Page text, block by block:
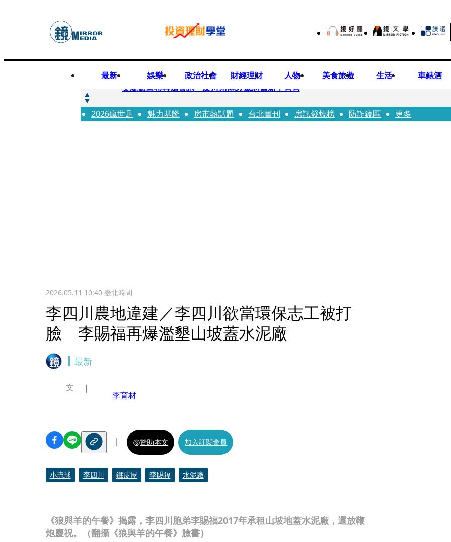
最新 娛樂 政治社會 財經理財 人物 美食旅遊 生活 車錶酒
快訊
父親節宣布再婚喜訊 及川光博57歲將當新手爸爸
快訊
改姓斷開阿湯哥！20歲舒莉首登台「1人分飾4角」 觀眾驚艷：錯怪星二代了
2026瘋世足 魅力基隆 房市熱話題 台北畫刊 房訊發燒榜 防詐鏡區 更多
2026.05.11 10:40臺北時間
李四川農地違建／李四川欲當環保志工被打
臉 李賜福再爆濫墾山坡蓋水泥廠
最新
《狼與羊的午餐》揭露，李四川胞弟李賜福2017年承租山坡地蓋水泥廠，還放鞭
炮慶祝。（翻攝《狼與羊的午餐》臉書）
文
李育材
贊助本文 加入訂閱會員
小琉球 李四川 鐵皮屋 李賜福 水泥廠